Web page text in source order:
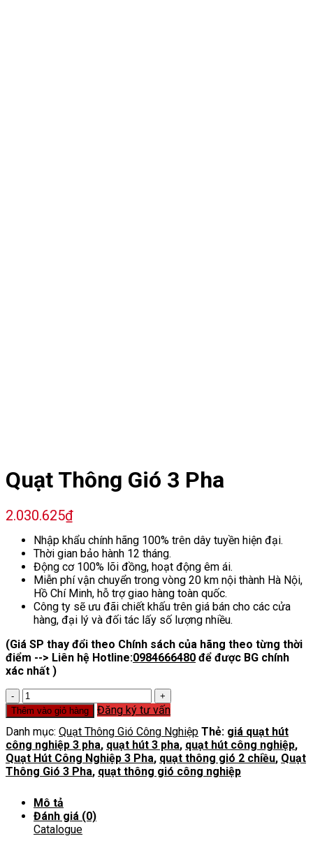
Quạt Thông Gió 3 Pha
2.030.625₫
Nhập khẩu chính hãng 100% trên dây tuyền hiện đại.
Thời gian bảo hành 12 tháng.
Động cơ 100% lõi đồng, hoạt động êm ái.
Miễn phí vận chuyển trong vòng 20 km nội thành Hà Nội,
Hồ Chí Minh, hỗ trợ giao hàng toàn quốc.
Công ty sẽ ưu đãi chiết khấu trên giá bán cho các cửa
hàng, đại lý và đối tác lấy số lượng nhiều.
(Giá SP thay đổi theo Chính sách của hãng theo từng thời
điểm --> Liên hệ Hotline:0984666480 để được BG chính
xác nhất )
Quạt
Thông
Gió
3
Pha
số
lượng
Thêm vào giỏ hàng
Đăng ký tư vấn
Danh mục: Quạt Thông Gió Công Nghiệp Thẻ: giá quạt hút
công nghiệp 3 pha, quạt hút 3 pha, quạt hút công nghiệp,
Quạt Hút Công Nghiệp 3 Pha, quạt thông gió 2 chiều, Quạt
Thông Gió 3 Pha, quạt thông gió công nghiệp
Mô tả
Đánh giá (0)
Catalogue